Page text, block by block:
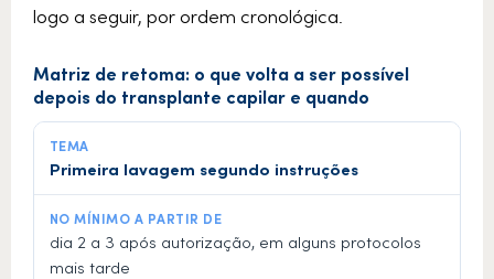
logo a seguir, por ordem cronológica.
Matriz de retoma: o que volta a ser possível
depois do transplante capilar e quando
Primeira lavagem segundo instruções
dia 2 a 3 após autorização, em alguns protocolos
mais tarde